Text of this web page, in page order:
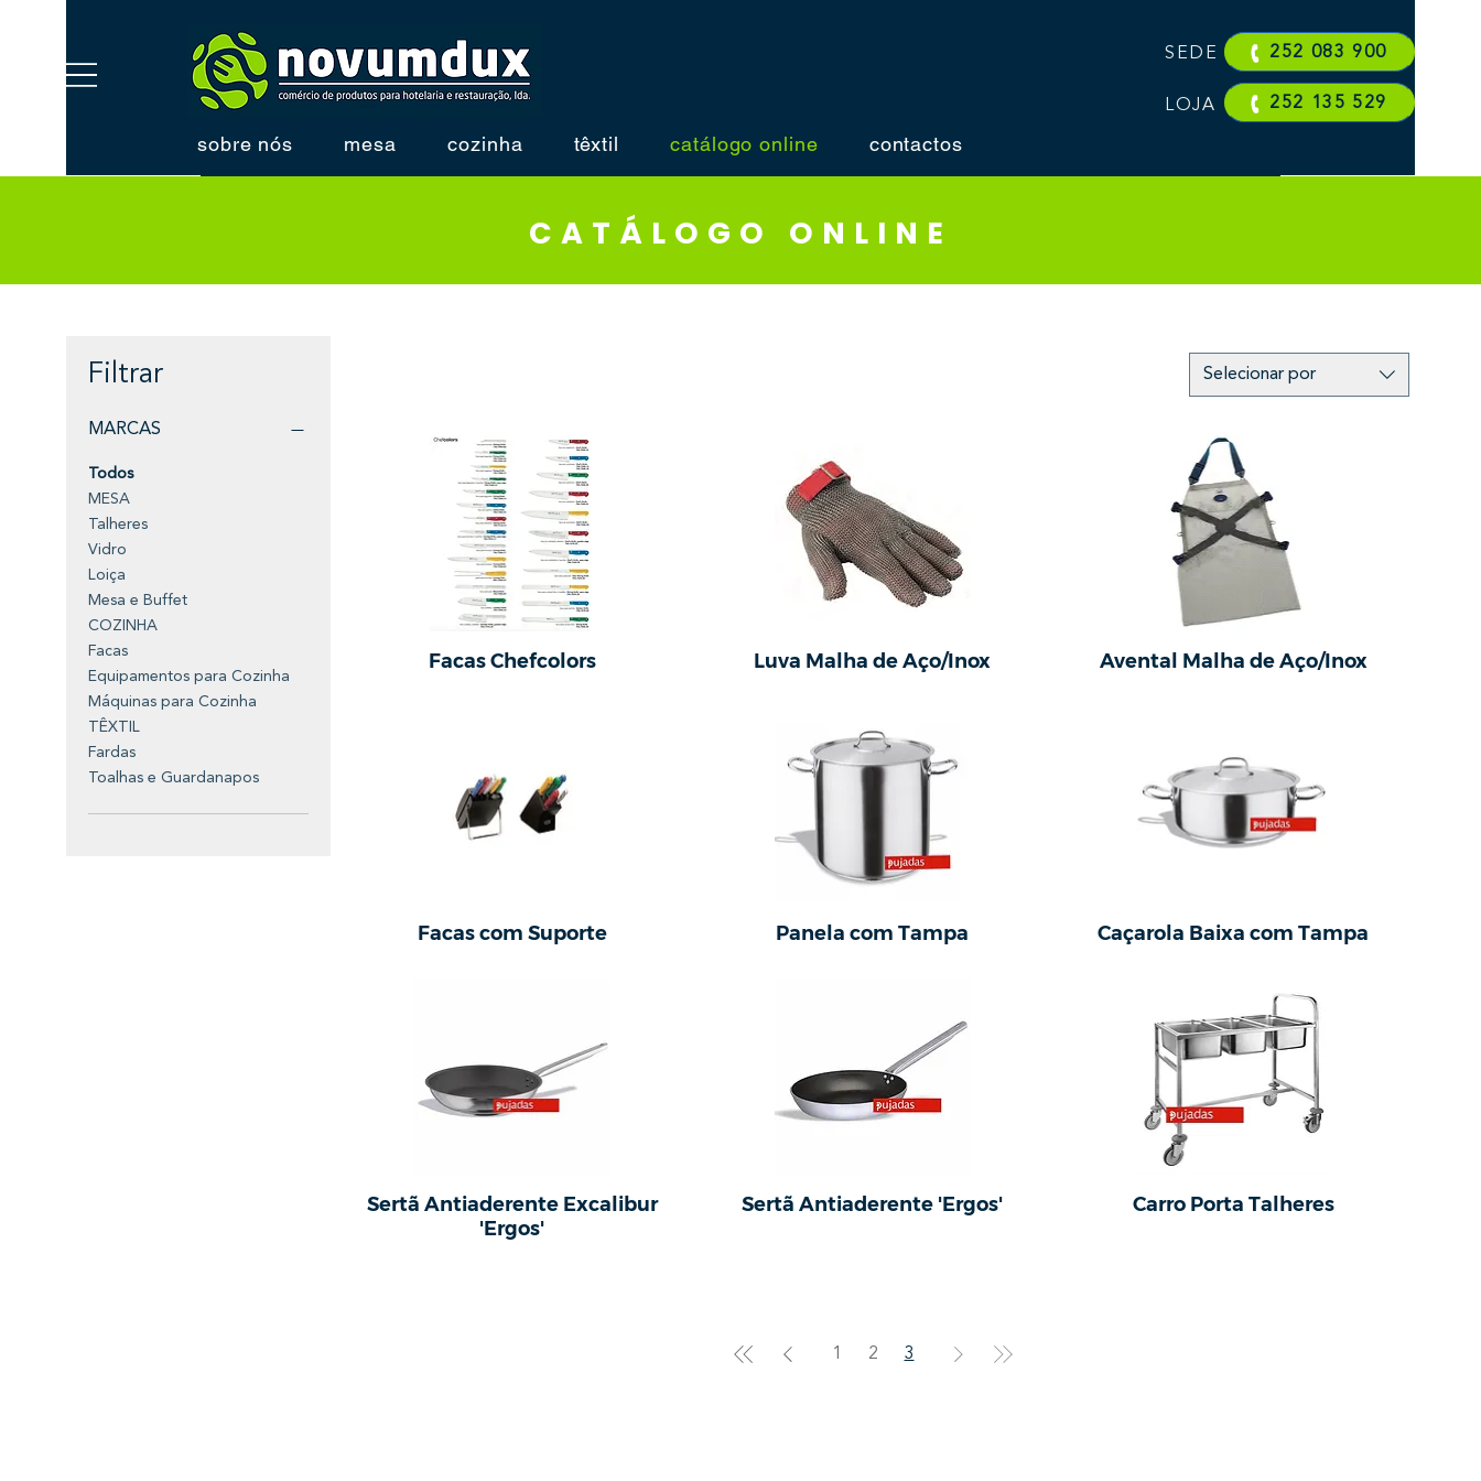
sobre nós mesa cozinha têxtil catálogo online contactos
SEDE 252 083 900
252 135 529
LOJA
CATÁLOGO ONLINE
Filtrar
MARCAS
Todos
MESA
Talheres
Vidro
Loiça
Mesa e Buffet
COZINHA
Facas
Equipamentos para Cozinha
Máquinas para Cozinha
TÊXTIL
Fardas
Toalhas e Guardanapos
Selecionar por
Facas Chefcolors Luva Malha de Aço/Inox Avental Malha de Aço/Inox
Facas com Suporte Panela com Tampa Caçarola Baixa com Tampa
Sertã Antiaderente Excalibur
'Ergos'
Sertã Antiaderente 'Ergos' Carro Porta Talheres
1 2 3